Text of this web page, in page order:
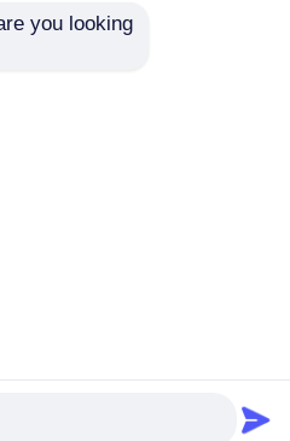
Co., Ltd.. All Rights
you looking